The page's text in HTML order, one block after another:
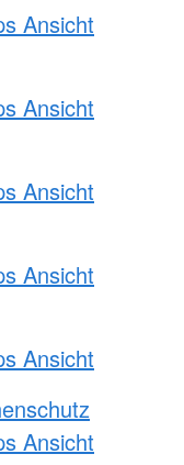
Ansicht
Ansicht
Ansicht
Ansicht
Ansicht
Ansicht